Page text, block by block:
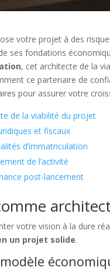
votre projet à des
ses fondations
, cet architecte de la
ce partenaire de
pour assurer votre
de la viabilité du projet
et fiscaux
d’immatriculation
de l’activité
post-lancement
votre vision à la dure
un projet solide.